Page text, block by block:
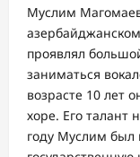
Муслим Магомаев
проявлял
заниматься
возрасте 10 лет
хоре. Его талант
году Муслим был